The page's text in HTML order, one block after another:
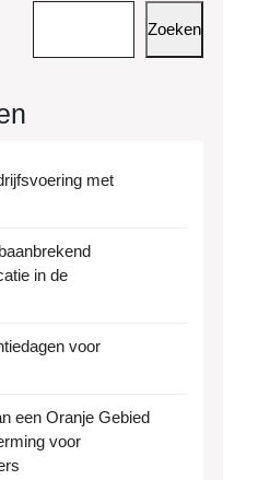
Zoeken
met
in de
voor
een Oranje Gebied
voor